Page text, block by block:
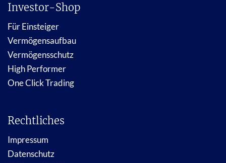
Investor-Shop
Für Einsteiger
Vermögensaufbau
Vermögensschutz
High Performer
One Click Trading
Rechtliches
Impressum
Datenschutz